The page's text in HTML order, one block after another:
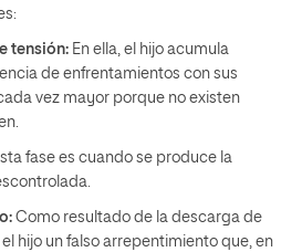
tensión: En ella, el hijo acumula
de enfrentamientos con sus
vez mayor porque no existen
fase es cuando se produce la
Como resultado de la descarga de
hijo un falso arrepentimiento que, en